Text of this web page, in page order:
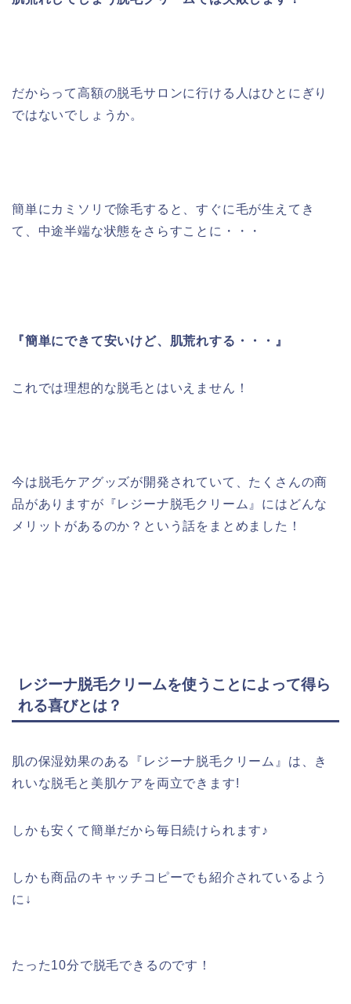
だからって高額の脱毛サロンに行ける人はひとにぎり
ではないでしょうか。
簡単にカミソリで除毛すると、すぐに毛が生えてき
て、中途半端な状態をさらすことに・・・
『簡単にできて安いけど、肌荒れする・・・』
これでは理想的な脱毛とはいえません！
今は脱毛ケアグッズが開発されていて、たくさんの商
品がありますが『レジーナ脱毛クリーム』にはどんな
メリットがあるのか？という話をまとめました！
レジーナ脱毛クリームを使うことによって得ら
れる喜びとは？
肌の保湿効果のある『レジーナ脱毛クリーム』は、き
れいな脱毛と美肌ケアを両立できます!
しかも安くて簡単だから毎日続けられます♪
しかも商品のキャッチコピーでも紹介されているよう
に↓
たった10分で脱毛できるのです！